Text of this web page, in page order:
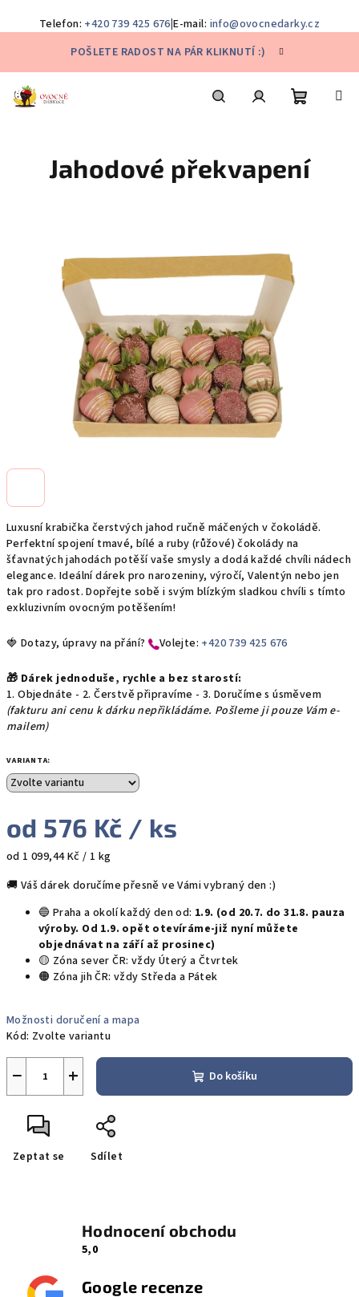
Telefon: +420 739 425 676 |E-mail: info@ovocnedarky.cz
obsah
POŠLETE RADOST NA PÁR KLIKNUTÍ :)
košík
Luxusní krabička čerstvých jahod ručně máčených v čokoládě.
Perfektní spojení tmavé, bílé a ruby (růžové) čokolády na
šťavnatých jahodách potěší vaše smysly a dodá každé chvíli nádech
elegance. Ideální dárek pro narozeniny, výročí, Valentýn nebo jen
tak pro radost. Dopřejte sobě i svým blízkým sladkou chvíli s tímto
exkluzivním ovocným potěšením!
🍓 Dotazy, úpravy na přání? ​Volejte: +420 739 425 676
🎁 Dárek jednoduše, rychle a bez starostí:
1. Objednáte - 2. Čerstvě připravíme - 3. Doručíme s úsměvem
(fakturu ani cenu k dárku nepřikládáme. Pošleme ji pouze Vám e-
mailem)
VARIANTA:
od 576 Kč / ks
Měrná
od 1 099,44 Kč / 1 kg
🚚 Váš dárek doručíme přesně ve Vámi vybraný den :)
🔵 Praha a okolí každý den od: 1.9. (od 20.7. do 31.8. pauza
výroby. Od 1.9. opět otevíráme-již nyní můžete
objednávat na září až prosinec)
🟡 Zóna sever ČR: vždy Úterý a Čtvrtek
🟠 Zóna jih ČR: vždy Středa a Pátek
Možnosti doručení a mapa
Kód: Zvolte variantu
+
− Do košíku
Zeptat se Sdílet
Jahodové překvapení
Hodnocení obchodu
5,0
Google recenze